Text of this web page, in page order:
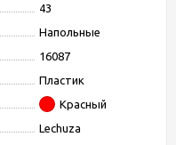
43
Напольные
16087
Пластик
Красный
Lechuza